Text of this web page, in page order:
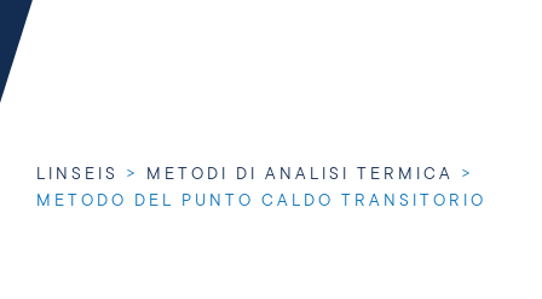
LINSEIS > METODI DI ANALISI TERMICA
>
METODO DEL PUNTO CALDO TRANSITORIO